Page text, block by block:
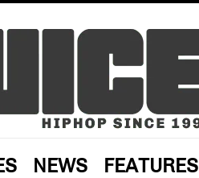
NEWS FEATURES